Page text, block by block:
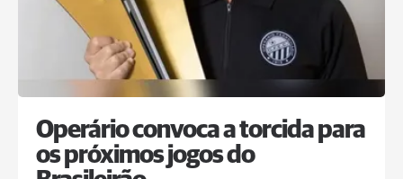
Operário convoca a torcida para
os próximos jogos do